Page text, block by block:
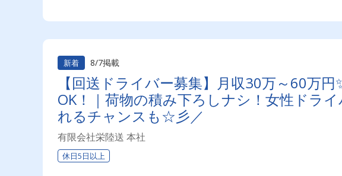
新着 8/7掲載
【回送ドライバー募集】月収30万～60万
OK！｜荷物の積み下ろしナシ！女性ドラ
れるチャンスも☆彡／
有限会社栄陸送 本社
休日5日以上